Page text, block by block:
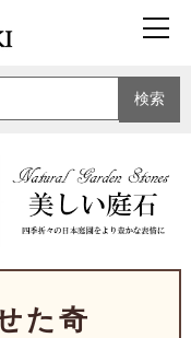
検索
た奇